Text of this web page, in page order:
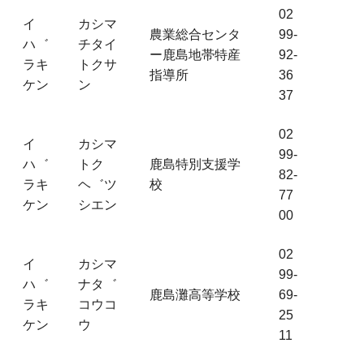
イ
ハ゛
ラキ
ケン
カシマ
チタイ
トクサ
ン
農業総合センタ
ー鹿島地帯特産
指導所
02
99-
92-
36
37
イ
ハ゛
ラキ
ケン
カシマ
トク
ヘ゛ツ
シエン
鹿島特別支援学
校
02
99-
82-
77
00
イ
ハ゛
ラキ
ケン
カシマ
ナタ゛
コウコ
ウ
鹿島灘高等学校
02
99-
69-
25
11